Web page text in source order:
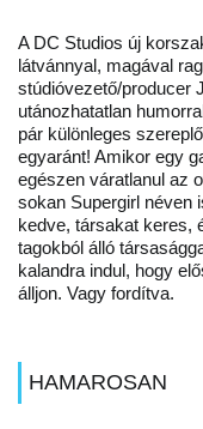
A DC Studios új
látvánnyal, magával
stúdióvezető/producer
utánozhatatlan
pár különleges
egyaránt! Amikor egy
egészen váratlanul az
sokan Supergirl néven
kedve, társakat keres,
tagokból álló
kalandra indul, hogy
álljon. Vagy fordítva.
HAMAROSAN